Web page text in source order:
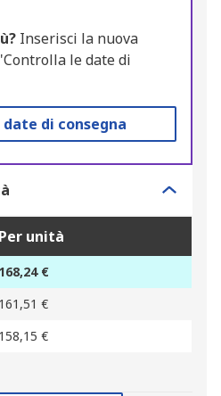
Inserisci la nuova
le date di
di consegna
Per unità
168,24 €
161,51 €
158,15 €